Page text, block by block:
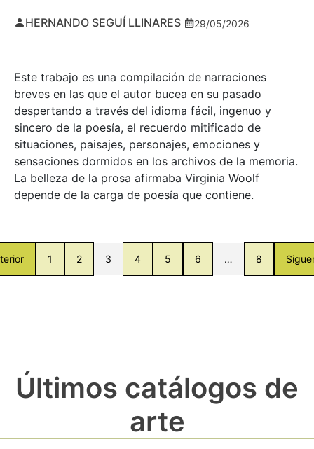
HERNANDO SEGUÍ LLINARES 29/05/2026
Este trabajo es una compilación de narraciones
breves en las que el autor bucea en su pasado
despertando a través del idioma fácil, ingenuo y
sincero de la poesía, el recuerdo mitificado de
situaciones, paisajes, personajes, emociones y
sensaciones dormidos en los archivos de la memoria.
La belleza de la prosa afirmaba Virginia Woolf
depende de la carga de poesía que contiene.
1 2 3 4 5 6 … 8
Últimos catálogos de
arte